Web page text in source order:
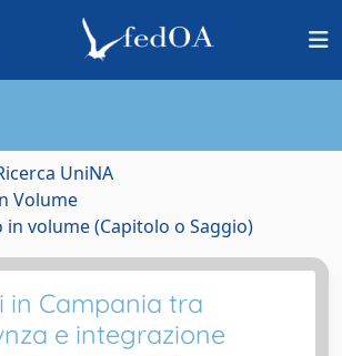
UniNA
Volume
volume (Capitolo o Saggio)
in Campania tra
e integrazione